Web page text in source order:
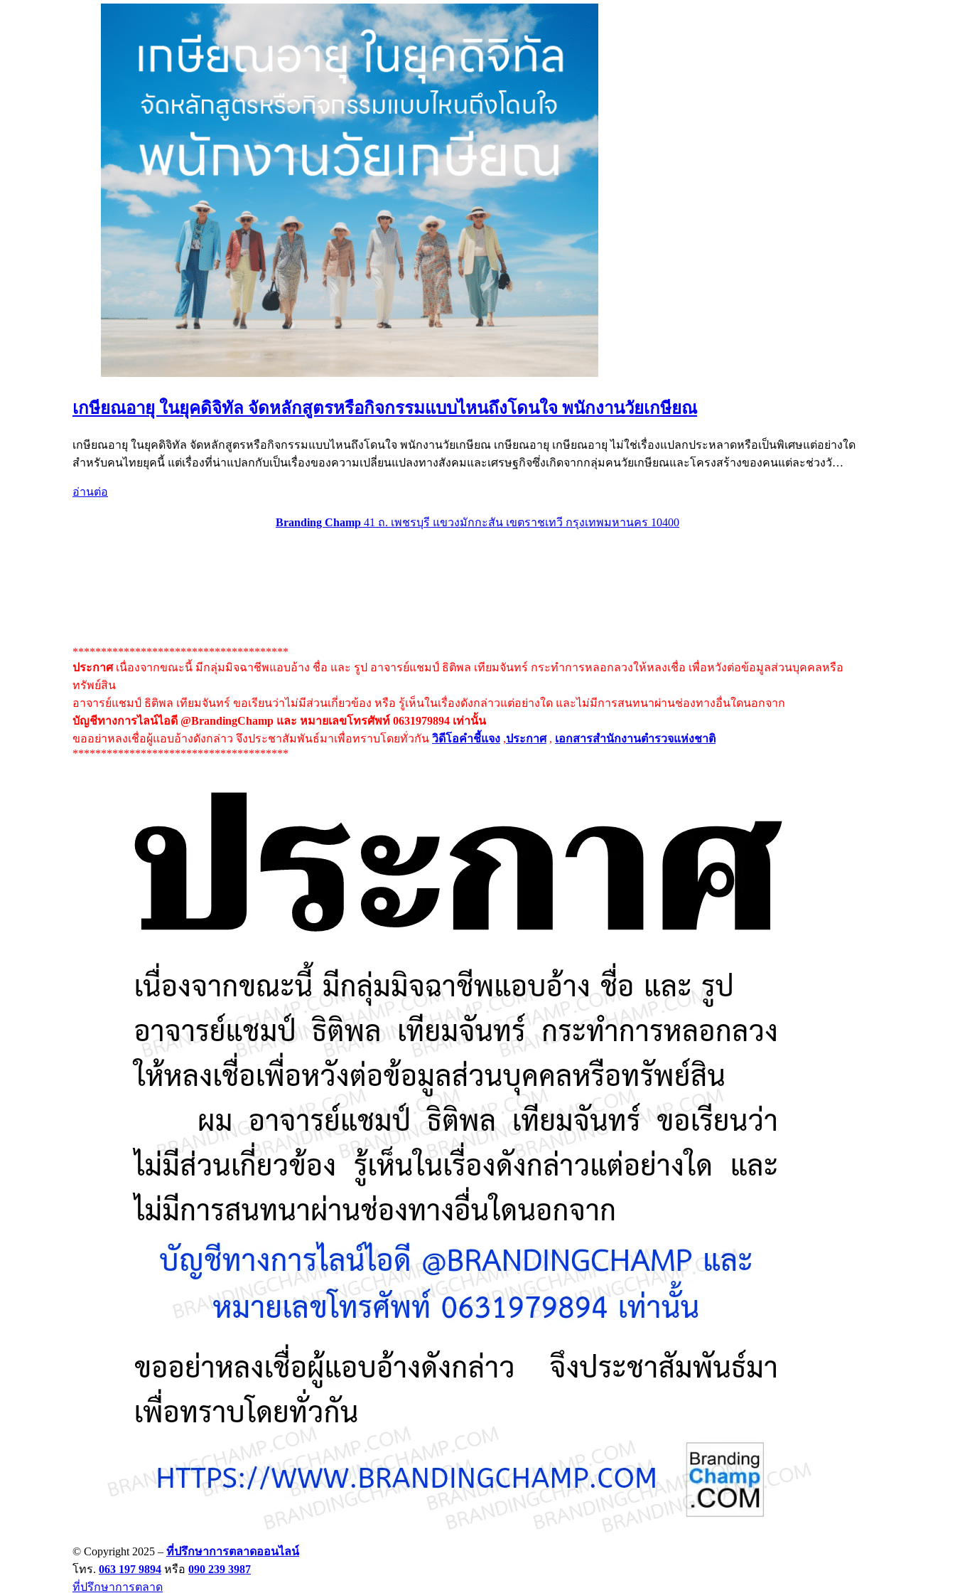
เกษียณอายุ ในยุคดิจิทัล จัดหลักสูตรหรือกิจกรรมแบบไหนถึงโดนใจ พนักงานวัยเกษียณ
เกษียณอายุ ในยุคดิจิทัล จัดหลักสูตรหรือกิจกรรมแบบไหนถึงโดนใจ พนักงานวัยเกษียณ เกษียณอายุ เกษียณอายุ ไม่ใช่เรื่องแปลกประหลาดหรือเป็นพิเศษแต่อย่างใด
สำหรับคนไทยยุคนี้ แต่เรื่องที่น่าแปลกกับเป็นเรื่องของความเปลี่ยนแปลงทางสังคมและเศรษฐกิจซึ่งเกิดจากกลุ่มคนวัยเกษียณและโครงสร้างของคนแต่ละช่วงวั…
อ่านต่อ
Branding Champ 41 ถ. เพชรบุรี แขวงมักกะสัน เขตราชเทวี กรุงเทพมหานคร 10400
**************************************
ประกาศเนื่องจากขณะนี้ มีกลุ่มมิจฉาชีพแอบอ้าง ชื่อ และ รูป อาจารย์แชมป์ ธิติพล เทียมจันทร์ กระทำการหลอกลวงให้หลงเชื่อ เพื่อหวังต่อข้อมูลส่วนบุคคลหรือ
ทรัพย์สิน
อาจารย์แชมป์ ธิติพล เทียมจันทร์ ขอเรียนว่าไม่มีส่วนเกี่ยวข้อง หรือ รู้เห็นในเรื่องดังกล่าวแต่อย่างใด และไม่มีการสนทนาผ่านช่องทางอื่นใดนอกจาก
บัญชีทางการไลน์ไอดี @BrandingChamp และ หมายเลขโทรศัพท์ 0631979894 เท่านั้น
ขออย่าหลงเชื่อผู้แอบอ้างดังกล่าว จึงประชาสัมพันธ์มาเพื่อทราบโดยทั่วกัน วิดีโอคำชี้แจง ,ประกาศ, เอกสารสำนักงานตำรวจแห่งชาติ
**************************************
© Copyright 2025 – ที่ปรึกษาการตลาดออนไลน์
โทร. 063 197 9894 หรือ 090 239 3987
ที่ปรึกษาการตลาด